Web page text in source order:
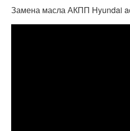
Замена масла АКПП Hyundai